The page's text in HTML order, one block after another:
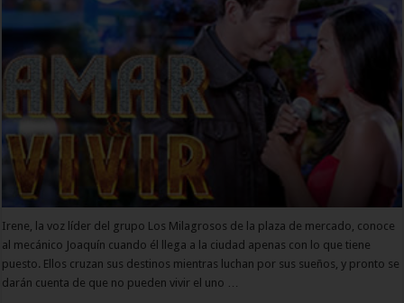
Irene, la voz líder del grupo Los Milagrosos de la plaza de mercado, conoce
al mecánico Joaquín cuando él llega a la ciudad apenas con lo que tiene
puesto. Ellos cruzan sus destinos mientras luchan por sus sueños, y pronto se
darán cuenta de que no pueden vivir el uno …